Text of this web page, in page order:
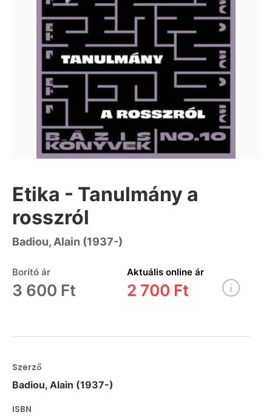
Etika - Tanulmány a
rosszról
Badiou, Alain (1937-)
Borító ár
3 600 Ft
Aktuális online ár
2 700 Ft
Szerző
Badiou, Alain (1937-)
ISBN